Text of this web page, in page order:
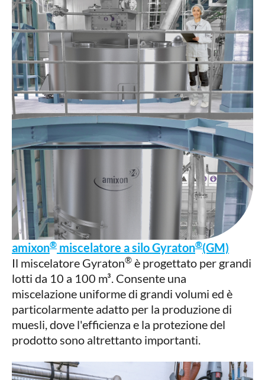
amixon® miscelatore a silo Gyraton®(GM)
Il miscelatore Gyraton® è progettato per grandi
lotti da 10 a 100 m³. Consente una
miscelazione uniforme di grandi volumi ed è
particolarmente adatto per la produzione di
muesli, dove l'efficienza e la protezione del
prodotto sono altrettanto importanti.